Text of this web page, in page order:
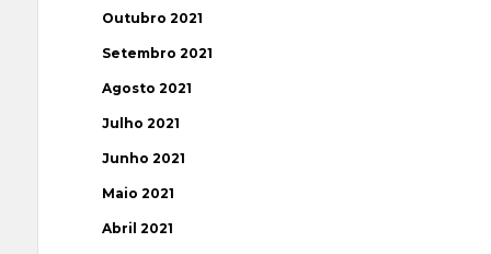
Outubro 2021
Setembro 2021
Agosto 2021
Julho 2021
Junho 2021
Maio 2021
Abril 2021